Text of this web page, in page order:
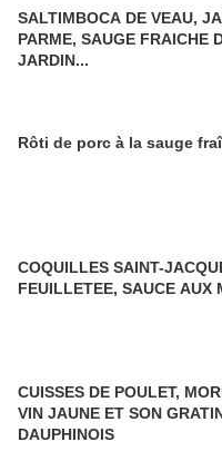
SALTIMBOCA DE VEAU,
PARME, SAUGE FRAICHE
JARDIN...
Rôti de porc à la sauge
COQUILLES SAINT-
FEUILLETEE, SAUCE AUX
CUISSES DE POULET,
VIN JAUNE ET SON
DAUPHINOIS